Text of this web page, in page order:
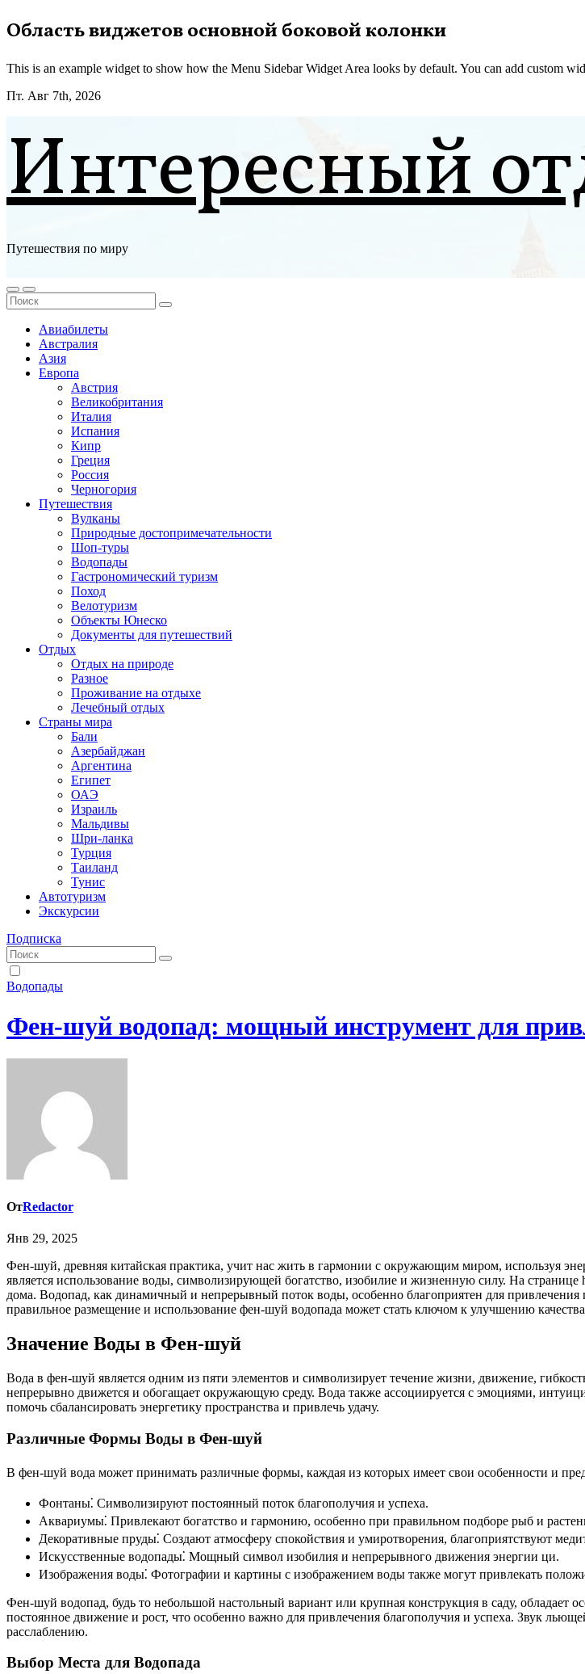
Перейти
к
Область виджетов основной боковой колонки
This is an example widget to show how the Menu Sidebar Widget Area looks by default. You can add custom
Пт. Авг 7th, 2026
Интересный
Путешествия по миру
Авиабилеты
Австралия
Азия
Европа
Австрия
Великобритания
Италия
Испания
Кипр
Греция
Россия
Черногория
Путешествия
Вулканы
Природные достопримечательности
Шоп-туры
Водопады
Гастрономический туризм
Поход
Велотуризм
Объекты Юнеско
Документы для путешествий
Отдых
Отдых на природе
Разное
Проживание на отдыхе
Лечебный отдых
Страны мира
Бали
Азербайджан
Аргентина
Египет
ОАЭ
Израиль
Мальдивы
Шри-ланка
Турция
Таиланд
Тунис
Автотуризм
Экскурсии
Подписка
Водопады
Фен-шуй водопад: мощный инструмент для
ОтRedactor
Янв 29, 2025
Фен-шуй, древняя китайская практика, учит нас жить в гармонии с окружающим миром, используя энергию ци для достижения благополучия. Одним из мощных инструментов фен-шуй
является использование воды, символизирующей богатство, изобилие и жизненную силу. На
дома. Водопад, как динамичный и непрерывный поток воды, особенно благоприятен для
правильное размещение и использование фен-шуй водопада может стать ключом к улучшению
Значение Воды в Фен-шуй
Вода в фен-шуй является одним из пяти элементов и символизирует течение жизни, движение,
непрерывно движется и обогащает окружающую среду. Вода также ассоциируется с эмоциями,
помочь сбалансировать энергетику пространства и привлечь удачу.
Различные Формы Воды в Фен-шуй
В фен-шуй вода может принимать различные формы, каждая из которых имеет свои особенности и
Фонтаны⁚ Символизируют постоянный поток благополучия и успеха.
Аквариумы⁚ Привлекают богатство и гармонию, особенно при правильном подборе рыб и
Декоративные пруды⁚ Создают атмосферу спокойствия и умиротворения, благоприятствуют
Искусственные водопады⁚ Мощный символ изобилия и непрерывного движения энергии ци.
Изображения воды⁚ Фотографии и картины с изображением воды также могут привлекать
Фен-шуй водопад, будь то небольшой настольный вариант или крупная конструкция в саду,
постоянное движение и рост, что особенно важно для привлечения благополучия и успеха. Звук
расслаблению.
Выбор Места для Водопада